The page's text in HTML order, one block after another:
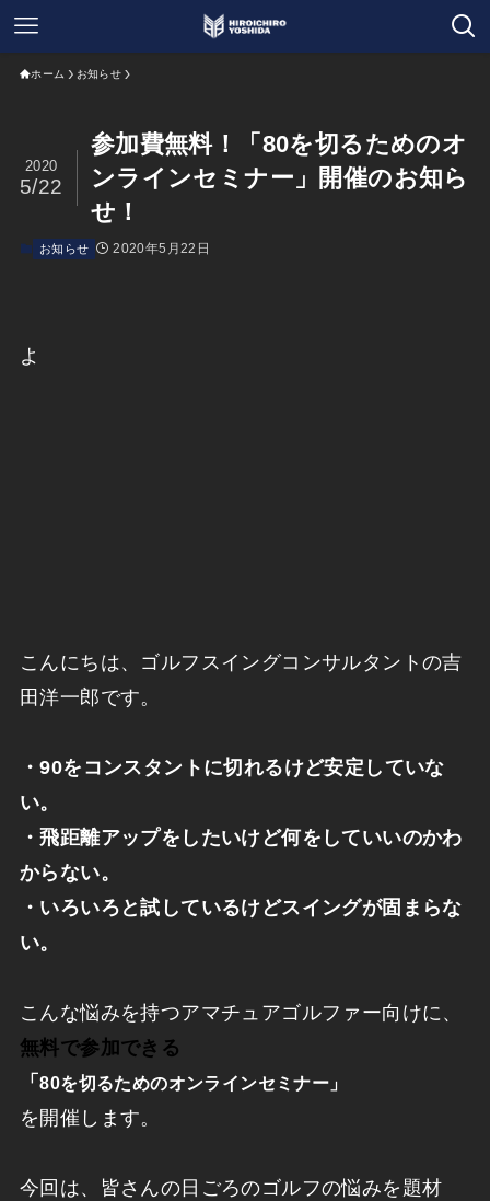
ホーム お知らせ
参加費無料！「80を切るためのオ
ンラインセミナー」開催のお知ら
せ！
2020
5/22
お知らせ 2020年5月22日
よ
こんにちは、ゴルフスイングコンサルタントの吉
田洋一郎です。
・90をコンスタントに切れるけど安定していな
い。
・飛距離アップをしたいけど何をしていいのかわ
からない。
・いろいろと試しているけどスイングが固まらな
い。
こんな悩みを持つアマチュアゴルファー向けに、
無料で参加できる
「80を切るためのオンラインセミナー」
を開催します。
今回は、皆さんの日ごろのゴルフの悩みを題材